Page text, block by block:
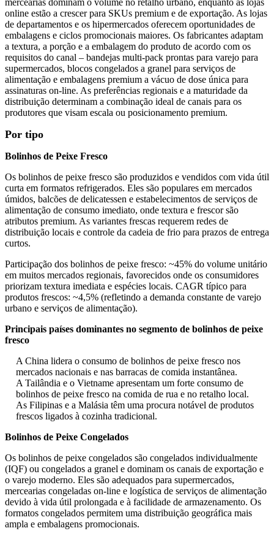
mercearias dominam o volume no retalho urbano, enquanto as lojas
online estão a crescer para SKUs premium e de exportação. As lojas
de departamentos e os hipermercados oferecem oportunidades de
embalagens e ciclos promocionais maiores. Os fabricantes adaptam
a textura, a porção e a embalagem do produto de acordo com os
requisitos do canal – bandejas multi-pack prontas para varejo para
supermercados, blocos congelados a granel para serviços de
alimentação e embalagens premium a vácuo de dose única para
assinaturas on-line. As preferências regionais e a maturidade da
distribuição determinam a combinação ideal de canais para os
produtores que visam escala ou posicionamento premium.
Por tipo
Bolinhos de Peixe Fresco
Os bolinhos de peixe fresco são produzidos e vendidos com vida útil
curta em formatos refrigerados. Eles são populares em mercados
úmidos, balcões de delicatessen e estabelecimentos de serviços de
alimentação de consumo imediato, onde textura e frescor são
atributos premium. As variantes frescas requerem redes de
distribuição locais e controle da cadeia de frio para prazos de entrega
curtos.
Participação dos bolinhos de peixe fresco: ~45% do volume unitário
em muitos mercados regionais, favorecidos onde os consumidores
priorizam textura imediata e espécies locais. CAGR típico para
produtos frescos: ~4,5% (refletindo a demanda constante de varejo
urbano e serviços de alimentação).
Principais países dominantes no segmento de bolinhos de peixe
fresco
A China lidera o consumo de bolinhos de peixe fresco nos
mercados nacionais e nas barracas de comida instantânea.
A Tailândia e o Vietname apresentam um forte consumo de
bolinhos de peixe fresco na comida de rua e no retalho local.
As Filipinas e a Malásia têm uma procura notável de produtos
frescos ligados à cozinha tradicional.
Bolinhos de Peixe Congelados
Os bolinhos de peixe congelados são congelados individualmente
(IQF) ou congelados a granel e dominam os canais de exportação e
o varejo moderno. Eles são adequados para supermercados,
mercearias congeladas on-line e logística de serviços de alimentação
devido à vida útil prolongada e à facilidade de armazenamento. Os
formatos congelados permitem uma distribuição geográfica mais
ampla e embalagens promocionais.